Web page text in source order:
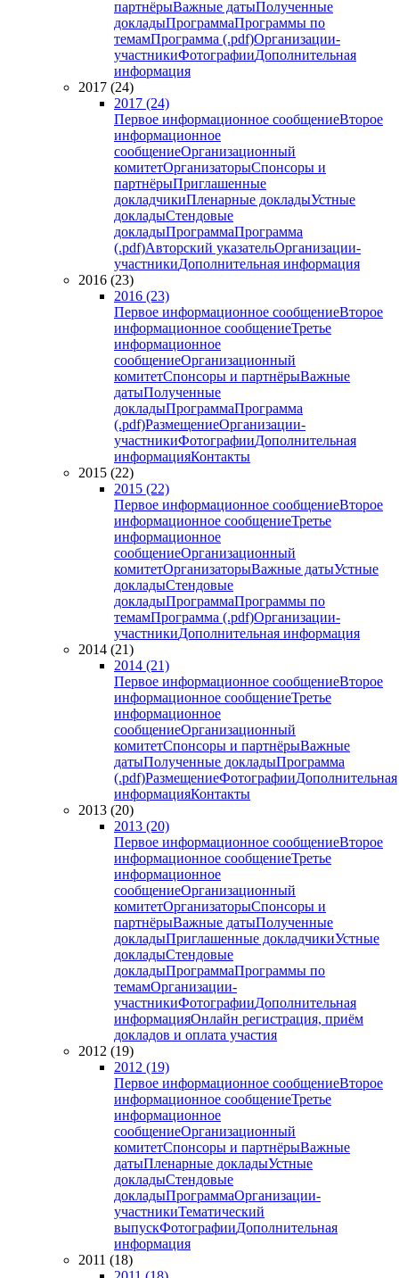
партнёрыВажные датыПолученные
докладыПрограммаПрограммы по
темамПрограмма (.pdf)Организации-
участникиФотографииДополнительная
информация
2017 (24)
2017 (24)
Первое информационное сообщениеВторое
информационное
сообщениеОрганизационный
комитетОрганизаторыСпонсоры и
партнёрыПриглашенные
докладчикиПленарные докладыУстные
докладыСтендовые
докладыПрограммаПрограмма
(.pdf)Авторский указательОрганизации-
участникиДополнительная информация
2016 (23)
2016 (23)
Первое информационное сообщениеВторое
информационное сообщениеТретье
информационное
сообщениеОрганизационный
комитетСпонсоры и партнёрыВажные
датыПолученные
докладыПрограммаПрограмма
(.pdf)РазмещениеОрганизации-
участникиФотографииДополнительная
информацияКонтакты
2015 (22)
2015 (22)
Первое информационное сообщениеВторое
информационное сообщениеТретье
информационное
сообщениеОрганизационный
комитетОрганизаторыВажные датыУстные
докладыСтендовые
докладыПрограммаПрограммы по
темамПрограмма (.pdf)Организации-
участникиДополнительная информация
2014 (21)
2014 (21)
Первое информационное сообщениеВторое
информационное сообщениеТретье
информационное
сообщениеОрганизационный
комитетСпонсоры и партнёрыВажные
датыПолученные докладыПрограмма
(.pdf)РазмещениеФотографииДополнительная
информацияКонтакты
2013 (20)
2013 (20)
Первое информационное сообщениеВторое
информационное сообщениеТретье
информационное
сообщениеОрганизационный
комитетОрганизаторыСпонсоры и
партнёрыВажные датыПолученные
докладыПриглашенные докладчикиУстные
докладыСтендовые
докладыПрограммаПрограммы по
темамОрганизации-
участникиФотографииДополнительная
информацияОнлайн регистрация, приём
докладов и оплата участия
2012 (19)
2012 (19)
Первое информационное сообщениеВторое
информационное сообщениеТретье
информационное
сообщениеОрганизационный
комитетСпонсоры и партнёрыВажные
датыПленарные докладыУстные
докладыСтендовые
докладыПрограммаОрганизации-
участникиТематический
выпускФотографииДополнительная
информация
2011 (18)